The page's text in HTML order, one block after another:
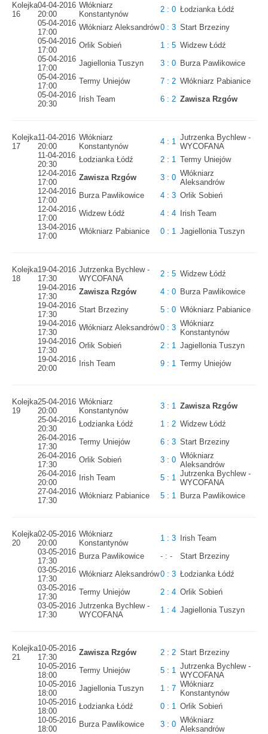
Kolejka
16
04-04-2016
20:00
Włókniarz
Konstantynów
2 : 0 Łodzianka Łódź
05-04-2016
17:00
Włókniarz Aleksandrów0 : 3 Start Brzeziny
05-04-2016
17:00
Orlik Sobień 1 : 5 Widzew Łódź
05-04-2016
17:00
Jagiellonia Tuszyn 3 : 0 Burza Pawlikowice
05-04-2016
17:00
Termy Uniejów 7 : 2 Włókniarz Pabianice
05-04-2016
20:30
Irish Team 6 : 2 Zawisza Rzgów
Kolejka
17
11-04-2016
20:00
Włókniarz
Konstantynów
4 : 1 Jutrzenka Bychlew -
WYCOFANA
11-04-2016
20:30
Łodzianka Łódź 2 : 1 Termy Uniejów
12-04-2016
17:00
Zawisza Rzgów 3 : 0 Włókniarz
Aleksandrów
12-04-2016
17:00
Burza Pawlikowice 4 : 3 Orlik Sobień
12-04-2016
17:00
Widzew Łódź 4 : 4
Irish Team
13-04-2016
17:00
Włókniarz Pabianice 0 : 1 Jagiellonia Tuszyn
Kolejka
18
19-04-2016
17:30
Jutrzenka Bychlew -
WYCOFANA
2 : 5 Widzew Łódź
19-04-2016
17:30
Zawisza Rzgów 4 : 0 Burza Pawlikowice
19-04-2016
17:30
Start Brzeziny 5 : 0 Włókniarz Pabianice
19-04-2016
17:30
Włókniarz Aleksandrów0 : 3 Włókniarz
Konstantynów
19-04-2016
17:30
Orlik Sobień 2 : 1 Jagiellonia Tuszyn
19-04-2016
20:00
Irish Team 9 : 1 Termy Uniejów
Kolejka
19
25-04-2016
20:00
Włókniarz
Konstantynów
3 : 1 Zawisza Rzgów
25-04-2016
20:30
Łodzianka Łódź 1 : 2 Widzew Łódź
26-04-2016
17:30
Termy Uniejów 6 : 3 Start Brzeziny
26-04-2016
17:30
Orlik Sobień 3 : 0 Włókniarz
Aleksandrów
26-04-2016
20:00
Irish Team 5 : 1 Jutrzenka Bychlew -
WYCOFANA
27-04-2016
17:30
Włókniarz Pabianice 5 : 1 Burza Pawlikowice
Kolejka
20
02-05-2016
20:00
Włókniarz
Konstantynów
1 : 3
Irish Team
03-05-2016
17:30
Burza Pawlikowice - : -
Start Brzeziny
03-05-2016
17:30
Włókniarz Aleksandrów0 : 3 Łodzianka Łódź
03-05-2016
17:30
Termy Uniejów 2 : 4 Orlik Sobień
03-05-2016
17:30
Jutrzenka Bychlew -
WYCOFANA
1 : 4 Jagiellonia Tuszyn
Kolejka
21
10-05-2016
17:30
Zawisza Rzgów 2 : 2 Start Brzeziny
10-05-2016
18:00
Termy Uniejów 5 : 1 Jutrzenka Bychlew -
WYCOFANA
10-05-2016
18:00
Jagiellonia Tuszyn 1 : 7 Włókniarz
Konstantynów
10-05-2016
18:00
Łodzianka Łódź 0 : 1 Orlik Sobień
10-05-2016
18:00
Burza Pawlikowice 3 : 0 Włókniarz
Aleksandrów